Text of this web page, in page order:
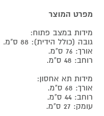
מפרט המוצר
מידות במצב פתוח:
גובה (כולל הידית): 88 ס"מ.
אורך: 76 ס"מ.
רוחב: 48 ס"מ.
מידות תא אחסון:
אורך: 68 ס"מ.
רוחב: 44 ס"מ.
עומק: 27 ס"מ.